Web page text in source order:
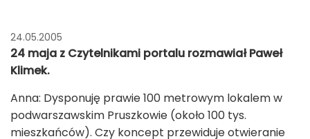
24.05.2005
24 maja z Czytelnikami portalu rozmawiał Paweł
Klimek.
Anna: Dysponuję prawie 100 metrowym lokalem w
podwarszawskim Pruszkowie (około 100 tys.
mieszkańców). Czy koncept przewiduje otwieranie